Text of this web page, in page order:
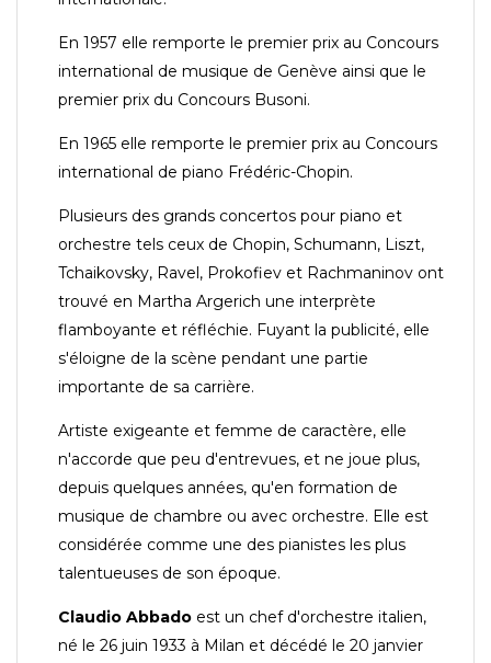
En 1957 elle remporte le premier prix au Concours
international de musique de Genève ainsi que le
premier prix du Concours Busoni.
En 1965 elle remporte le premier prix au Concours
international de piano Frédéric-Chopin.
Plusieurs des grands concertos pour piano et
orchestre tels ceux de Chopin, Schumann, Liszt,
Tchaikovsky, Ravel, Prokofiev et Rachmaninov ont
trouvé en Martha Argerich une interprète
flamboyante et réfléchie. Fuyant la publicité, elle
s'éloigne de la scène pendant une partie
importante de sa carrière.
Artiste exigeante et femme de caractère, elle
n'accorde que peu d'entrevues, et ne joue plus,
depuis quelques années, qu'en formation de
musique de chambre ou avec orchestre. Elle est
considérée comme une des pianistes les plus
talentueuses de son époque.
Claudio Abbado est un chef d'orchestre italien,
né le 26 juin 1933 à Milan et décédé le 20 janvier